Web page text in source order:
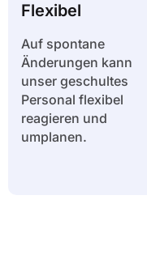
Flexibel
Auf spontane
Änderungen kann
unser geschultes
Personal flexibel
reagieren und
umplanen.